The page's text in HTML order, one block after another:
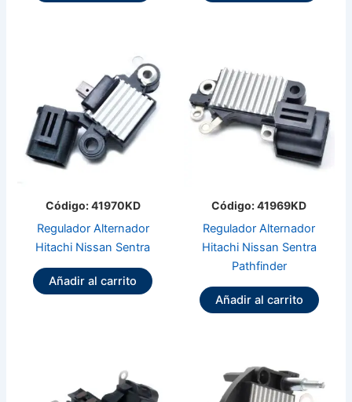
Código: 41970KD
Regulador Alternador
Hitachi Nissan Sentra
Añadir al carrito
Código: 41969KD
Regulador Alternador
Hitachi Nissan Sentra
Pathfinder
Añadir al carrito